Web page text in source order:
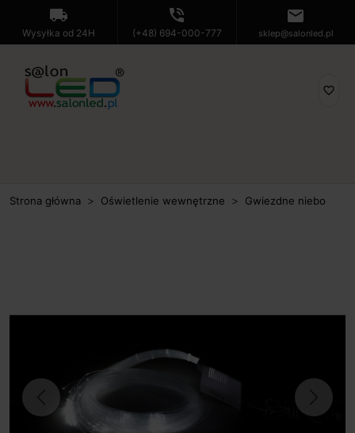
local_shipping
Wysyłka od 24H
phone_in_talk
(+48) 694-000-777
mail
sklep@salonled.pl
favorite_border
Strona główna Oświetlenie wewnętrzne Gwiezdne niebo
Previous Next